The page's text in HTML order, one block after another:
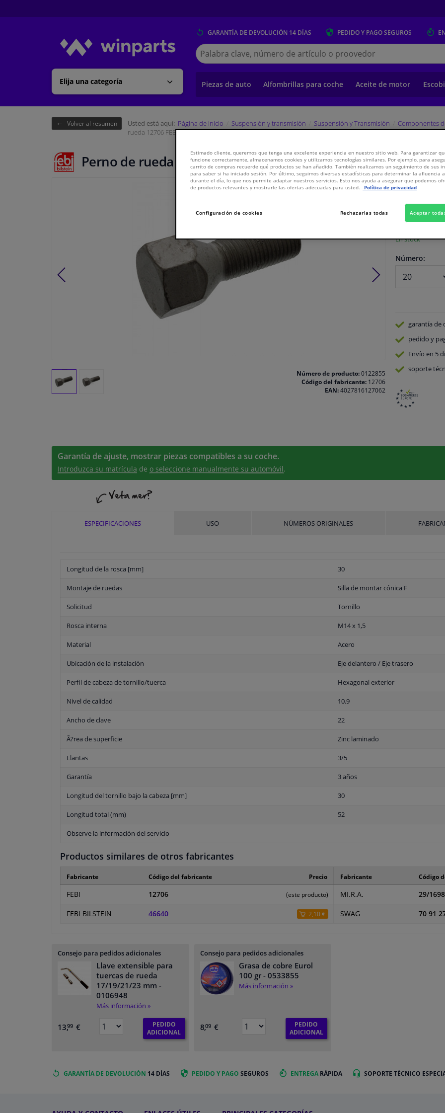
Elija una categoría
GARANTÍA DE DEVOLUCIÓN 14 DÍAS PEDIDO Y PAGOSEGUROS
Buscar
en
Winparts.es
Piezas de auto Alfombrillas para coche Aceite de motor
Volver al resumen Usted está aquí: Página de inicio Suspensión y transmisión Suspensión y Transmisión Componentes
rueda 12706 FEBI
Perno de rueda 12706 FEBI
Número de producto:0122855
Código del fabricante:12706
EAN:4027816127062
2,31€
Ver
En stock
Número:
garantía de
pedido y
Envío en 5
soporte
Garantía de ajuste, mostrar piezas compatibles a su coche.
Introduzca su matrícula de o seleccione manualmente su automóvil.
ESPECIFICACIONES USO NÚMEROS ORIGINALES
Longitud de la rosca [mm] 30
Montaje de ruedas Silla de montar cónica F
Solicitud Tornillo
Rosca interna M14 x 1,5
Material Acero
Ubicación de la instalación Eje delantero / Eje trasero
Perfil de cabeza de tornillo/tuerca Hexagonal exterior
Nivel de calidad 10.9
Ancho de clave 22
Ã?rea de superficie Zinc laminado
Llantas 3/5
Garantía 3 años
Longitud del tornillo bajo la cabeza [mm] 30
Longitud total (mm) 52
Observe la información del servicio
Productos similares de otros fabricantes
Fabricante Código del fabricante Precio
FEBI 12706 (este producto)
FEBI BILSTEIN 46640 2,10 €
Fabricante Código
MI.R.A. 29/1698
SWAG 70 91
Consejo para pedidos adicionales
Llave extensible para
tuercas de rueda
17/19/21/23 mm -
0106948
Más información »
13,99 €
PEDIDO
ADICIONAL
Consejo para pedidos adicionales
Grasa de cobre Eurol
100 gr- 0533855
Más información »
8,09 €
PEDIDO
ADICIONAL
GARANTÍA DE DEVOLUCIÓN 14 DÍAS PEDIDO Y PAGO SEGUROS ENTREGA RÁPIDA SOPORTE TÉCNICO
Estimado cliente, queremos que tenga una excelente experiencia en nuestro sitio web. Para garantizar
funcione correctamente, almacenamos cookies y utilizamos tecnologías similares. Por ejemplo, para
carrito de compras recuerde qué productos se han añadido. También realizamos un seguimiento de sus
para saber si ha iniciado sesión. Por último, seguimos diversas estadísticas para determinar la afluencia
durante el día, lo que nos permite adaptar nuestros servicios. Esto nos ayuda a asegurar que podemos
de productos relevantes y mostrarle las ofertas adecuadas para usted.
Política de privacidad
Configuración de cookies Rechazarlas todas Aceptar